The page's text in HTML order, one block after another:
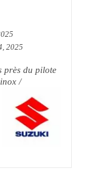
2025
près du pilote
/